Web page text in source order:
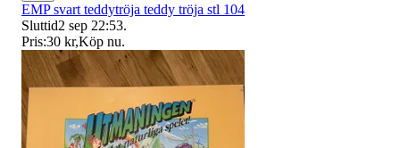
EMP svart teddytröja teddy tröja stl 104
Sluttid2 sep 22:53.
Pris:30 kr,Köp nu.